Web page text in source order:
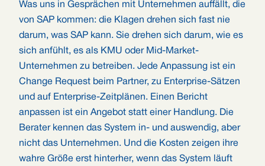
Was uns in Gesprächen mit Unternehmen auffällt, die
von SAP kommen: die Klagen drehen sich fast nie
darum, was SAP kann. Sie drehen sich darum, wie es
sich anfühlt, es als KMU oder Mid-Market-
Unternehmen zu betreiben. Jede Anpassung ist ein
Change Request beim Partner, zu Enterprise-Sätzen
und auf Enterprise-Zeitplänen. Einen Bericht
anpassen ist ein Angebot statt einer Handlung. Die
Berater kennen das System in- und auswendig, aber
nicht das Unternehmen. Und die Kosten zeigen ihre
wahre Größe erst hinterher, wenn das System läuft